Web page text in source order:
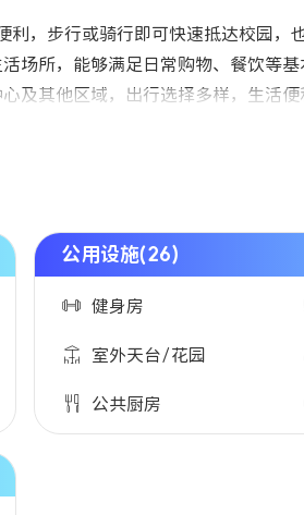
，步行或骑行即可快速抵达校园，
场所，能够满足日常购物、餐饮等基
及其他区域，出行选择多样，生活便
公用设施(26)
健身房
室外天台/花园
公共厨房